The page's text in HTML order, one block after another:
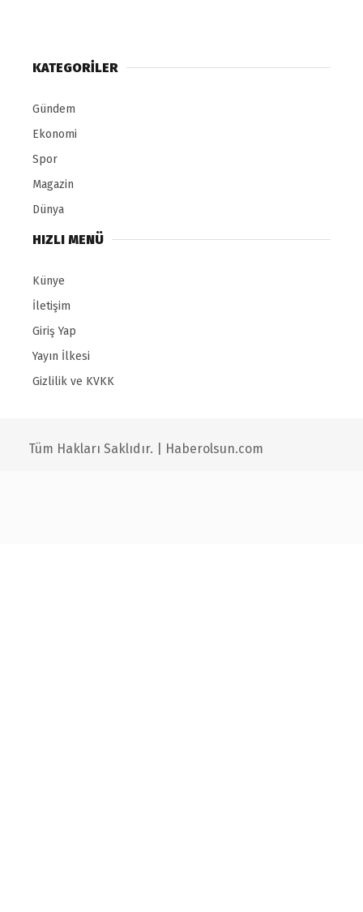
KATEGORILER
Gündem
Ekonomi
Spor
Magazin
Dünya
HIZLI MENÜ
Künye
İletişim
Giriş Yap
Yayın İlkesi
Gizlilik ve KVKK
Tüm Hakları Saklıdır. | Haberolsun.com